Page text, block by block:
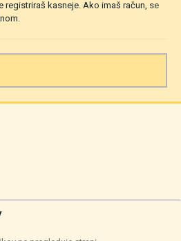
registriraš kasneje. Ako imaš račun, se